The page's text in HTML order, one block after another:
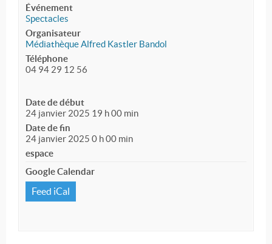
Événement
Spectacles
Organisateur
Médiathèque Alfred Kastler Bandol
Téléphone
04 94 29 12 56
Date de début
24 janvier 2025 19 h 00 min
Date de fin
24 janvier 2025 0 h 00 min
espace
Google Calendar
Feed iCal